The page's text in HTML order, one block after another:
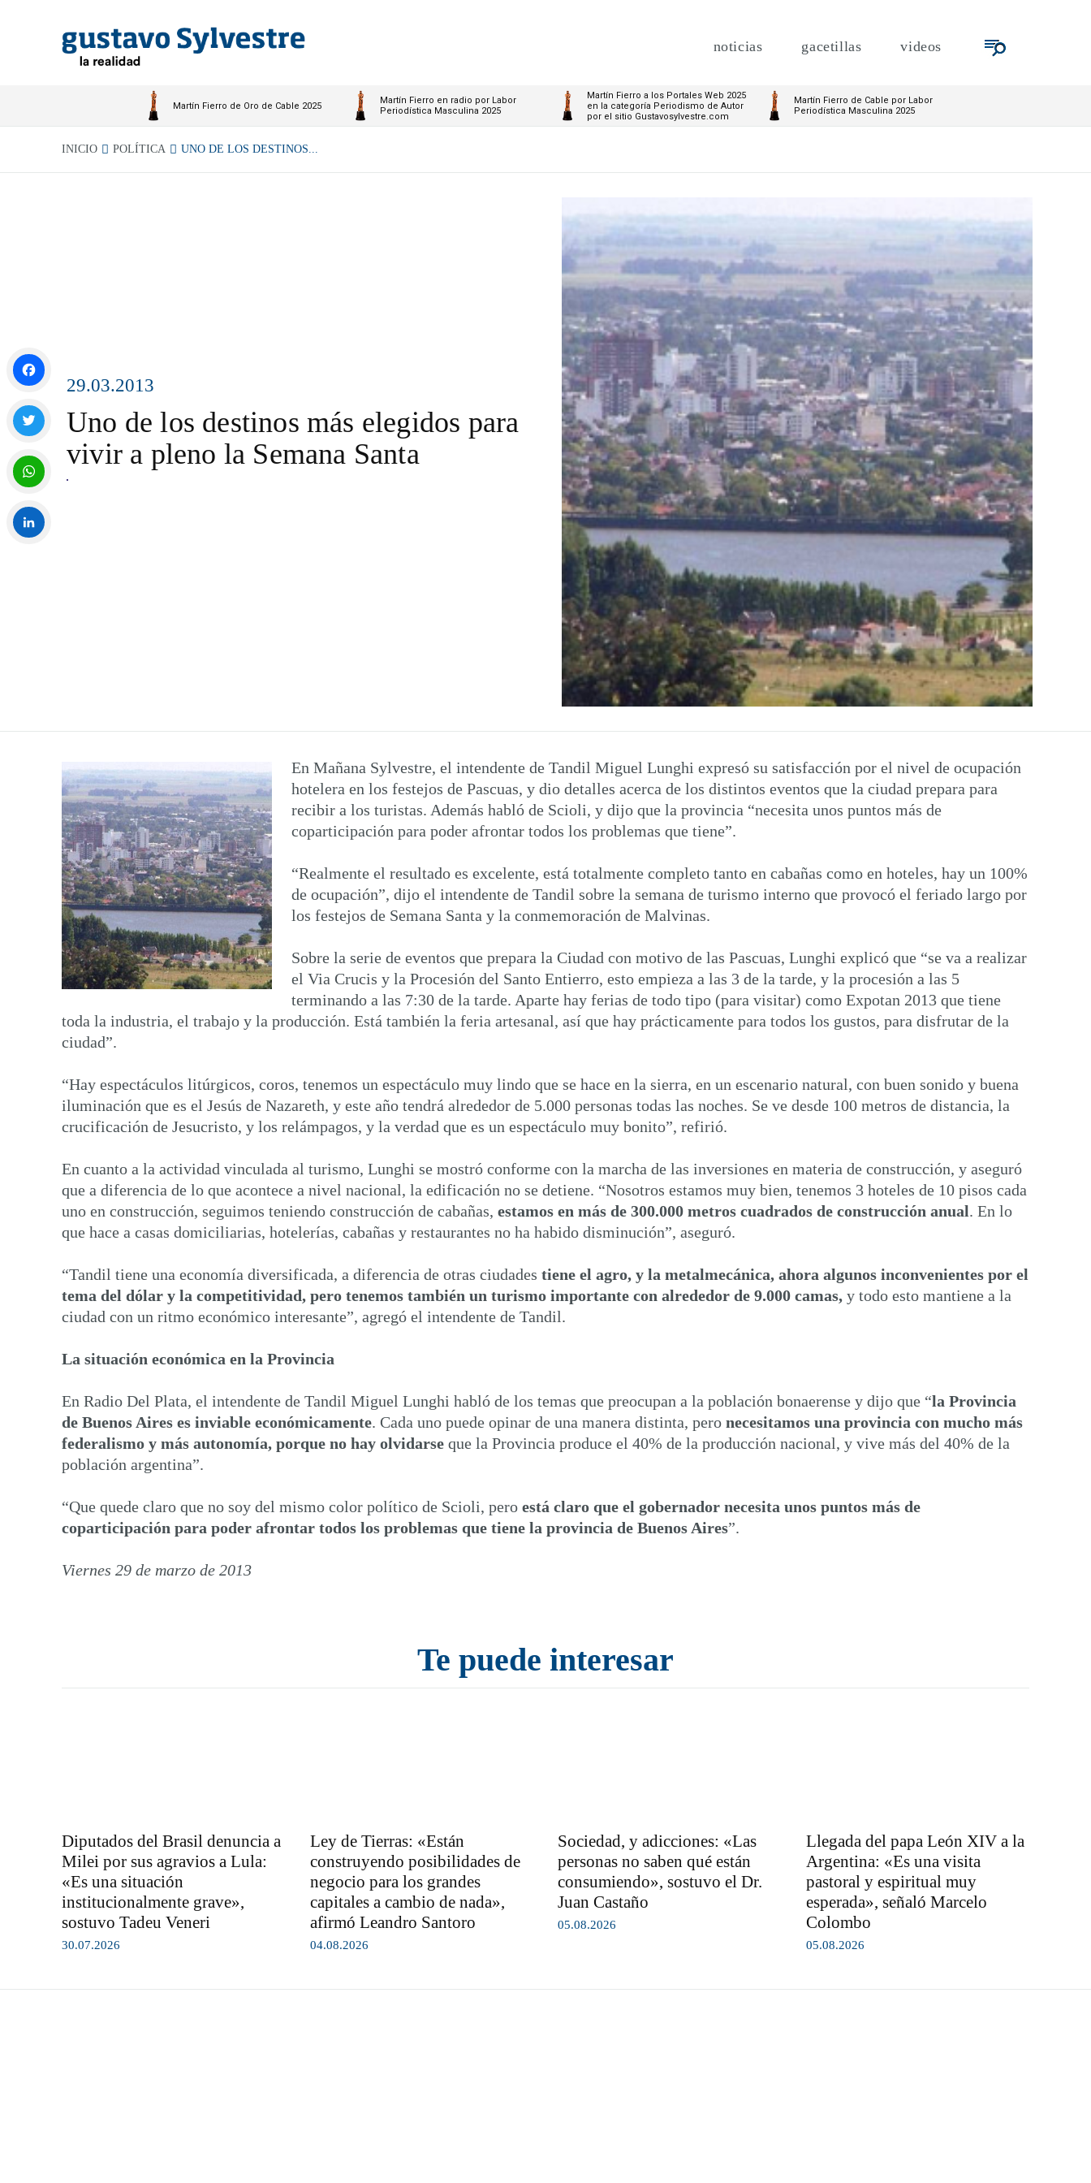
noticias gacetillas videos
Martín Fierro de Oro de Cable 2025
Martín Fierro en radio por Labor
Periodística Masculina 2025
Martín Fierro a los Portales Web 2025
en la categoría Periodismo de Autor
por el sitio Gustavosylvestre.com
Martín Fierro de Cable por Labor
Periodística Masculina 2025
INICIO POLÍTICA UNO DE LOS DESTINOS...
29.03.2013
Uno de los destinos más elegidos para
vivir a pleno la Semana Santa
En Mañana Sylvestre, el intendente de Tandil Miguel Lunghi expresó su satisfacción por el nivel de ocupación
hotelera en los festejos de Pascuas, y dio detalles acerca de los distintos eventos que la ciudad prepara para
recibir a los turistas. Además habló de Scioli, y dijo que la provincia “necesita unos puntos más de
coparticipación para poder afrontar todos los problemas que tiene”.
“Realmente el resultado es excelente, está totalmente completo tanto en cabañas como en hoteles, hay un 100%
de ocupación”, dijo el intendente de Tandil sobre la semana de turismo interno que provocó el feriado largo por
los festejos de Semana Santa y la conmemoración de Malvinas.
Sobre la serie de eventos que prepara la Ciudad con motivo de las Pascuas, Lunghi explicó que “se va a realizar
el Via Crucis y la Procesión del Santo Entierro, esto empieza a las 3 de la tarde, y la procesión a las 5
terminando a las 7:30 de la tarde. Aparte hay ferias de todo tipo (para visitar) como Expotan 2013 que tiene
toda la industria, el trabajo y la producción. Está también la feria artesanal, así que hay prácticamente para todos los gustos, para disfrutar de la
ciudad”.
“Hay espectáculos litúrgicos, coros, tenemos un espectáculo muy lindo que se hace en la sierra, en un escenario natural, con buen sonido y buena
iluminación que es el Jesús de Nazareth, y este año tendrá alrededor de 5.000 personas todas las noches. Se ve desde 100 metros de distancia, la
crucificación de Jesucristo, y los relámpagos, y la verdad que es un espectáculo muy bonito”, refirió.
En cuanto a la actividad vinculada al turismo, Lunghi se mostró conforme con la marcha de las inversiones en materia de construcción, y aseguró
que a diferencia de lo que acontece a nivel nacional, la edificación no se detiene. “Nosotros estamos muy bien, tenemos 3 hoteles de 10 pisos cada
uno en construcción, seguimos teniendo construcción de cabañas, estamos en más de 300.000 metros cuadrados de construcción anual. En lo
que hace a casas domiciliarias, hotelerías, cabañas y restaurantes no ha habido disminución”, aseguró.
“Tandil tiene una economía diversificada, a diferencia de otras ciudades tiene el agro, y la metalmecánica, ahora algunos inconvenientes por el
tema del dólar y la competitividad, pero tenemos también un turismo importante con alrededor de 9.000 camas, y todo esto mantiene a la
ciudad con un ritmo económico interesante”, agregó el intendente de Tandil.
La situación económica en la Provincia
En Radio Del Plata, el intendente de Tandil Miguel Lunghi habló de los temas que preocupan a la población bonaerense y dijo que “la Provincia
de Buenos Aires es inviable económicamente. Cada uno puede opinar de una manera distinta, pero necesitamos una provincia con mucho más
federalismo y más autonomía, porque no hay olvidarse que la Provincia produce el 40% de la producción nacional, y vive más del 40% de la
población argentina”.
“Que quede claro que no soy del mismo color político de Scioli, pero está claro que el gobernador necesita unos puntos más de
coparticipación para poder afrontar todos los problemas que tiene la provincia de Buenos Aires”.
Viernes 29 de marzo de 2013
Te puede interesar
Diputados del Brasil denuncia a
Milei por sus agravios a Lula:
«Es una situación
institucionalmente grave»,
sostuvo Tadeu Veneri
30.07.2026
Ley de Tierras: «Están
construyendo posibilidades de
negocio para los grandes
capitales a cambio de nada»,
afirmó Leandro Santoro
04.08.2026
Sociedad, y adicciones: «Las
personas no saben qué están
consumiendo», sostuvo el Dr.
Juan Castaño
05.08.2026
Llegada del papa León XIV a la
Argentina: «Es una visita
pastoral y espiritual muy
esperada», señaló Marcelo
Colombo
05.08.2026
Facebook
Twitter
WhatsApp